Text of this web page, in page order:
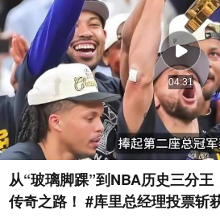
04:31
从“玻璃脚踝”到NBA历史三分
传奇之路！ #库里总经理投票斩